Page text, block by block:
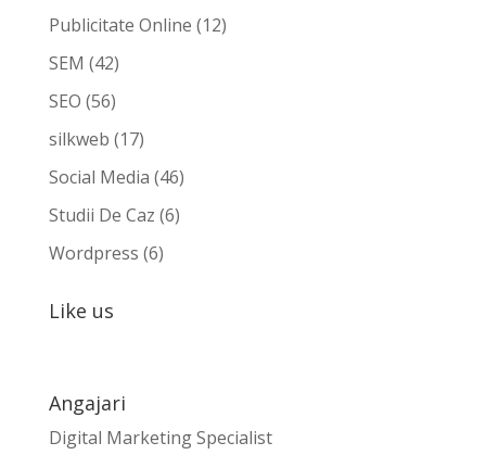
Publicitate Online (12)
SEM (42)
SEO (56)
silkweb (17)
Social Media (46)
Studii De Caz (6)
Wordpress (6)
Like us
Angajari
Digital Marketing Specialist